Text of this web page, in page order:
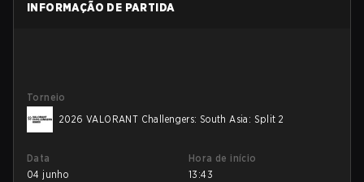
INFORMAÇÃO DE PARTIDA
Torneio
2026 VALORANT Challengers: South Asia: Split 2
Data
04 junho
Hora de início
13:43